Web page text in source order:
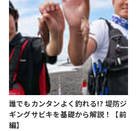
誰でもカンタンよく釣れる!? 堤防ジ
ギングサビキを基礎から解説！【前
編】